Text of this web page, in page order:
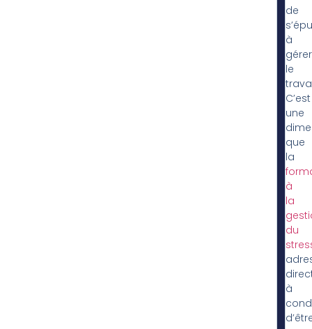
de
à
gérer
le
C’est
une
que
la
à
la
du
à